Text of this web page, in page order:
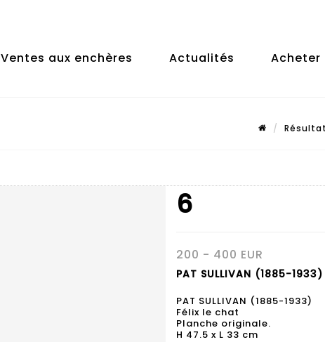
Ventes aux enchères Actualités Acheter
Résultat
6
200 - 400 EUR
PAT SULLIVAN (1885-
PAT SULLIVAN (1885-1933)
Félix le chat
Planche originale.
H 47.5 x L 33 cm